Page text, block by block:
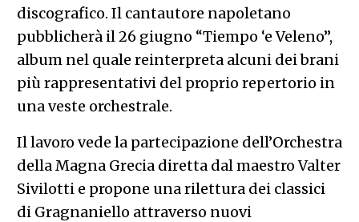
discografico. Il cantautore napoletano
pubblicherà il 26 giugno “Tiempo ‘e Veleno”,
album nel quale reinterpreta alcuni dei brani
più rappresentativi del proprio repertorio in
una veste orchestrale.
Il lavoro vede la partecipazione dell’Orchestra
della Magna Grecia diretta dal maestro Valter
Sivilotti e propone una rilettura dei classici
di Gragnaniello attraverso nuovi